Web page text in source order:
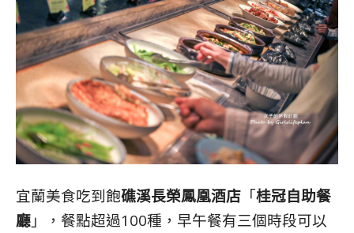
宜蘭美食吃到飽礁溪長榮鳳凰酒店 「桂冠自助餐
廳 」，餐點超過100種，早午餐有三個時段可以